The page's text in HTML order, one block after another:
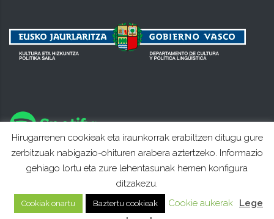
Hirugarrenen cookieak eta iraunkorrak erabiltzen ditugu gure
zerbitzuak nabigazio-ohituren arabera aztertzeko. Informazio
gehiago lortu eta zure lehentasunak hemen konfigura
ditzakezu.
Cookiak onartu Baztertu cookieak Cookie aukerak
Lege